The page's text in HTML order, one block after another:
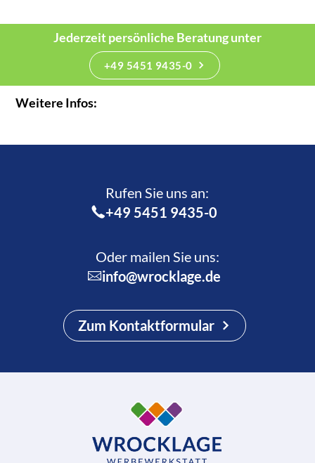
Jederzeit persönliche Beratung unter
+49 5451 9435-0
Weitere Infos:
Rufen Sie uns an:­
+49 5451 9435-0
Oder mailen Sie uns:
info@wrocklage.de
Zum Kontaktformular